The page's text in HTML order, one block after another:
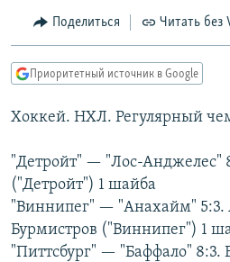
Вернутся
главной
навигации
Вернутся
поиску
МНЕНИЯ
IDEL.РЕАЛИИ
КАВКАЗ.РЕАЛИИ
СЕВЕР.РЕАЛИИ
СИБИРЬ.РЕАЛИИ
РАСПИСАНИЕ ВЕЩАНИЯ
ПОДПИШИТЕСЬ НА РАССЫЛКУ
Поделиться Читать без
Приоритетный источник в Google
Хоккей. НХЛ. Регулярный
"Детройт" — "Лос-Анджелес"
("Детройт") 1 шайба
"Виннипег" — "Анахайм" 5:3.
Бурмистров ("Виннипег") 1
"Питтсбург" — "Баффало"